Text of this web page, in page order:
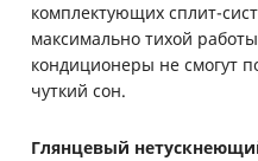
комплектующих сплит-
максимально тихой
кондиционеры не смогут
чуткий сон.
Глянцевый